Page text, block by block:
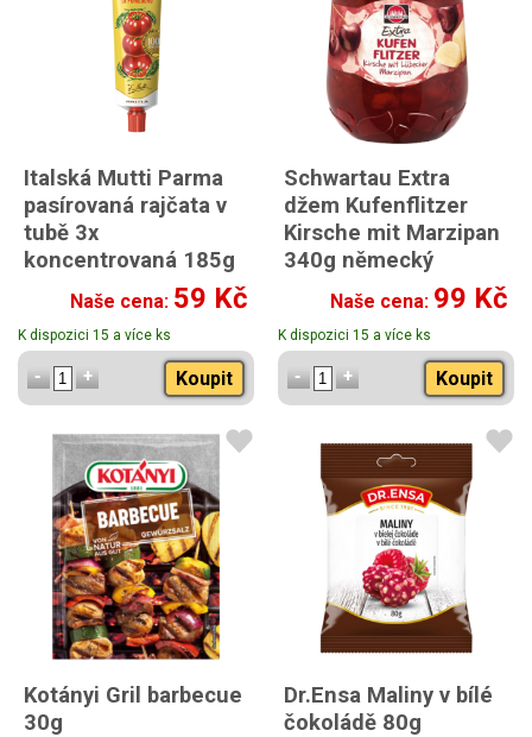
Italská Mutti Parma
pasírovaná rajčata v
tubě 3x
koncentrovaná 185g
Naše cena: 59 Kč
K dispozici 15 a více ks
Koupit
Schwartau Extra
džem Kufenflitzer
Kirsche mit Marzipan
340g německý
příchuť višně s
marcipánem
Naše cena: 99 Kč
K dispozici 15 a více ks
Koupit
Kotányi Gril barbecue
30g
Dr.Ensa Maliny v bílé
čokoládě 80g